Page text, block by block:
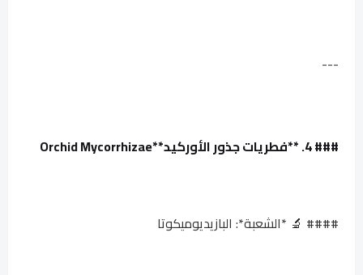
---
### 4. **فطريات جذور الأوركيد** Orchid Mycorrhizae
#### 🔬 *الشعبة*: البازيديوميكوتا